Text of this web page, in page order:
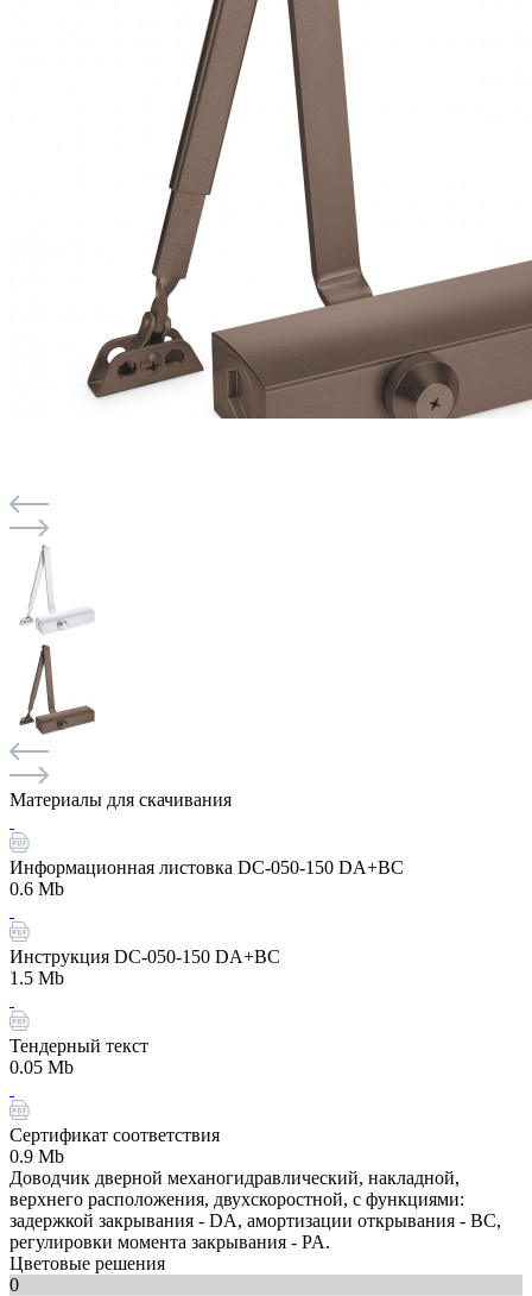
Материалы для скачивания
Информационная листовка DC-050-150 DA+BC
0.6 Mb
Инструкция DC-050-150 DA+BC
1.5 Mb
Тендерный текст
0.05 Mb
Сертификат соответствия
0.9 Mb
Доводчик дверной механогидравлический, накладной,
верхнего расположения, двухскоростной, с функциями:
задержкой закрывания - DA, амортизации открывания - BC,
регулировки момента закрывания - PA.
Цветовые решения
0